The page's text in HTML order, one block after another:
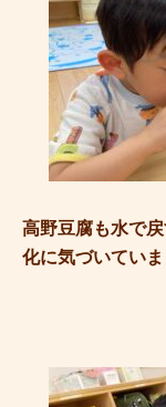
高野豆腐も水で
化に気づいていま